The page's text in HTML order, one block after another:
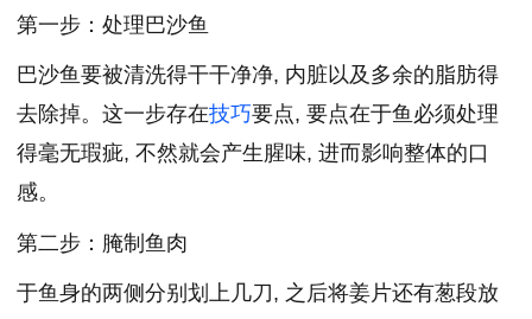
第一步：处理巴沙鱼
巴沙鱼要被清洗得干干净净, 内脏以及多余的脂肪得
去除掉。这一步存在技巧要点, 要点在于鱼必须处理
得毫无瑕疵, 不然就会产生腥味, 进而影响整体的口
感。
第二步：腌制鱼肉
于鱼身的两侧分别划上几刀, 之后将姜片还有葱段放